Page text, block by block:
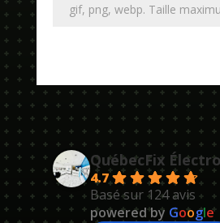
gif, png, webp. Taille
QuébecFix
4.7
Basé sur 124 avis
powered by Google